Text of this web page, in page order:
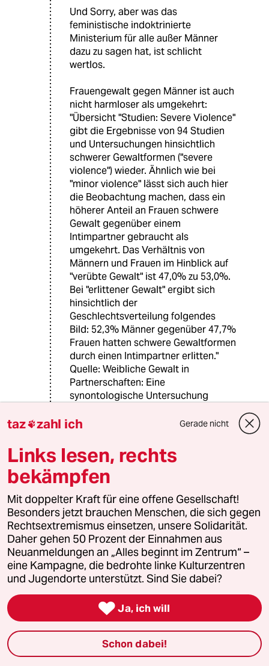
Und Sorry, aber was das
feministische indoktrinierte
Ministerium für alle außer Männer
dazu zu sagen hat, ist schlicht
wertlos.
Frauengewalt gegen Männer ist auch
nicht harmloser als umgekehrt:
"Übersicht "Studien: Severe Violence"
gibt die Ergebnisse von 94 Studien
und Untersuchungen hinsichtlich
schwerer Gewaltformen ("severe
violence") wieder. Ähnlich wie bei
"minor violence" lässt sich auch hier
die Beobachtung machen, dass ein
höherer Anteil an Frauen schwere
Gewalt gegenüber einem
Intimpartner gebraucht als
umgekehrt. Das Verhältnis von
Männern und Frauen im Hinblick auf
"verübte Gewalt" ist 47,0% zu 53,0%.
Bei "erlittener Gewalt" ergibt sich
hinsichtlich der
Geschlechtsverteilung folgendes
Bild: 52,3% Männer gegenüber 47,7%
Frauen hatten schwere Gewaltformen
durch einen Intimpartner erlitten."
Quelle: Weibliche Gewalt in
Partnerschaften: Eine
synontologische Untersuchung
Was sexuelle Frauengewalt gegen
"Von der Mutter missbraucht" von
Alexander Markus Homes,
anstrengende aber erhellende
Lektüre.
Als Opfer von Frauengewalt hat man
übrigens verloren. Da FeministInnen
den Mythos verbreiten, Frauengewalt
existiere nicht, gibt es somit auch
keine Hilfe für die Opfer.
Widerspenstiger
14.06.2014,12:00 Uhr
Zur Überwindung einseitiger Täter und
Opferzuschreibungen nach Geschlecht
taz zahl ich Gerade nicht
Links lesen, rechts
bekämpfen
Mit doppelter Kraft für eine offene Gesellschaft!
Besonders jetzt brauchen Menschen, die sich gegen
Rechtsextremismus einsetzen, unsere Solidarität.
Daher gehen 50 Prozent der Einnahmen aus
Neuanmeldungen an „Alles beginnt im Zentrum“ –
eine Kampagne, die bedrohte linke Kulturzentren
und Jugendorte unterstützt. Sind Sie dabei?
 Ja, ich will
Schon dabei!